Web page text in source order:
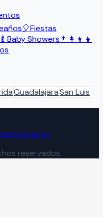
🎈Fiestas
🍼 Baby Showers 👨‍👩‍👧‍👦
GuadalajaraSan Luis
Contacto
reservados.